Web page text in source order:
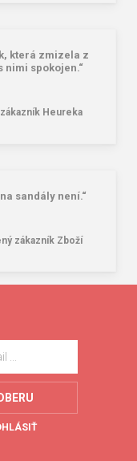
která zmizela z
nimi spokojen.“
Heureka
sandály není.“
zákazník Zboží